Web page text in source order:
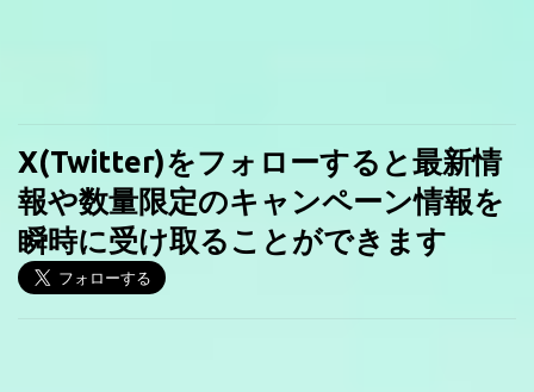
X(Twitter)をフォローすると最新情
報や数量限定のキャンペーン情報を
瞬時に受け取ることができます